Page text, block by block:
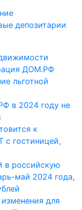
депозитарии
ДОМ.РФ
льготной
в 2024 году не
к
с гостиницей,
в российскую
май 2024 года,
для